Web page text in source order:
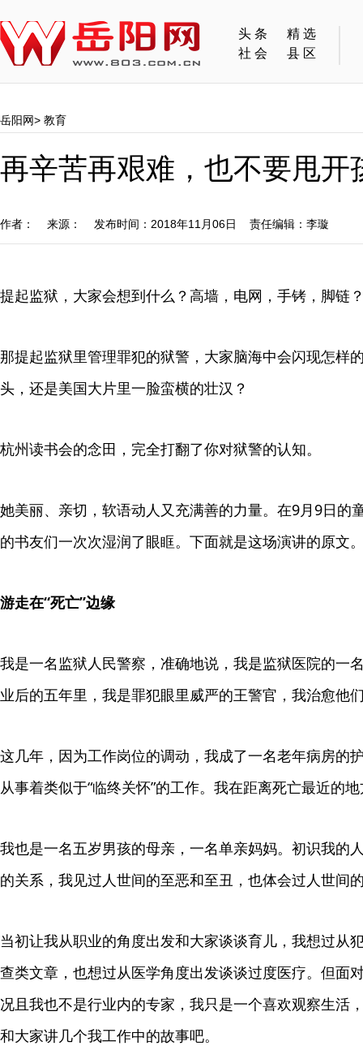
头条
精选
社会
县区
岳阳网> 教育
再辛苦再艰难，也不要甩开
作者： 来源： 发布时间：2018年11月06日 责任编辑：李璇
提起监狱，大家会想到什么？高墙，电网，手铐，脚链
那提起监狱里管理罪犯的狱警，大家脑海中会闪现怎样
头，还是美国大片里一脸蛮横的壮汉？
杭州读书会的念田，完全打翻了你对狱警的认知。
她美丽、亲切，软语动人又充满善的力量。在9月9日的
的书友们一次次湿润了眼眶。下面就是这场演讲的原文
游走在“死亡”边缘
我是一名监狱人民警察，准确地说，我是监狱医院的一
业后的五年里，我是罪犯眼里威严的王警官，我治愈他
这几年，因为工作岗位的调动，我成了一名老年病房的
从事着类似于“临终关怀”的工作。我在距离死亡最近的
我也是一名五岁男孩的母亲，一名单亲妈妈。初识我的
的关系，我见过人世间的至恶和至丑，也体会过人世间
当初让我从职业的角度出发和大家谈谈育儿，我想过从
查类文章，也想过从医学角度出发谈谈过度医疗。但面
况且我也不是行业内的专家，我只是一个喜欢观察生活
和大家讲几个我工作中的故事吧。